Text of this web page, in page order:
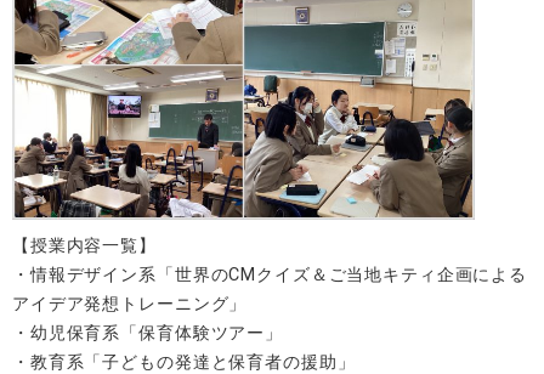
【授業内容一覧】
・情報デザイン系「世界のCMクイズ＆ご当地キティ企画による
アイデア発想トレーニング」
・幼児保育系「保育体験ツアー」
・教育系「子どもの発達と保育者の援助」